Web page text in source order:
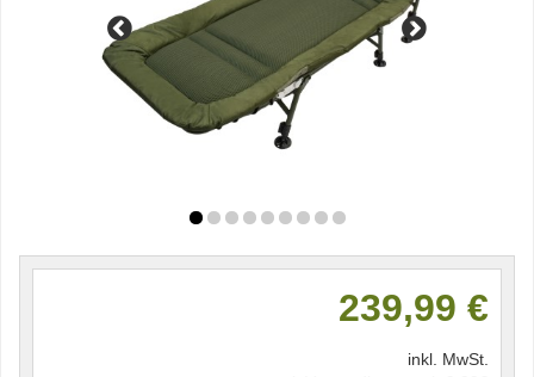
239,99 €
inkl. MwSt.